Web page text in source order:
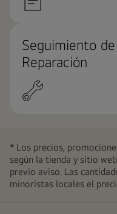
Seguimiento de
Reparación
* Los precios,
según la tienda y sitio
previo aviso. Las
minoristas locales el